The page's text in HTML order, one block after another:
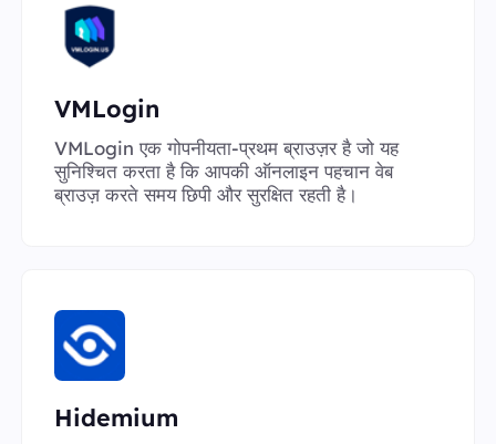
VMLogin
VMLogin एक गोपनीयता-प्रथम ब्राउज़र है जो यह
सुनिश्चित करता है कि आपकी ऑनलाइन पहचान वेब
ब्राउज़ करते समय छिपी और सुरक्षित रहती है।
Hidemium